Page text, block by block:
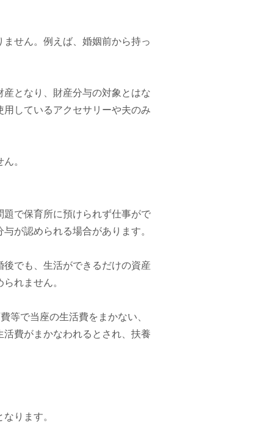
せん。例えば、婚姻前から持っ
となり、財産分与の対象とはな
しているアクセサリーや夫のみ
。
で保育所に預けられず仕事がで
が認められる場合があります。
でも、生活ができるだけの資産
れません。
等で当座の生活費をまかない、
費がまかなわれるとされ、扶養
ります。